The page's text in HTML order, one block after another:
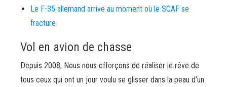
Le F-35 allemand arrive au moment où le SCAF se
fracture
Vol en avion de chasse
Depuis 2008, Nous nous efforçons de réaliser le rêve de
tous ceux qui ont un jour voulu se glisser dans la peau d’un